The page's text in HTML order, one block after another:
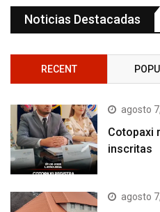
Noticias Destacadas
RECENT
agosto
Cotopaxi
inscritas
agosto